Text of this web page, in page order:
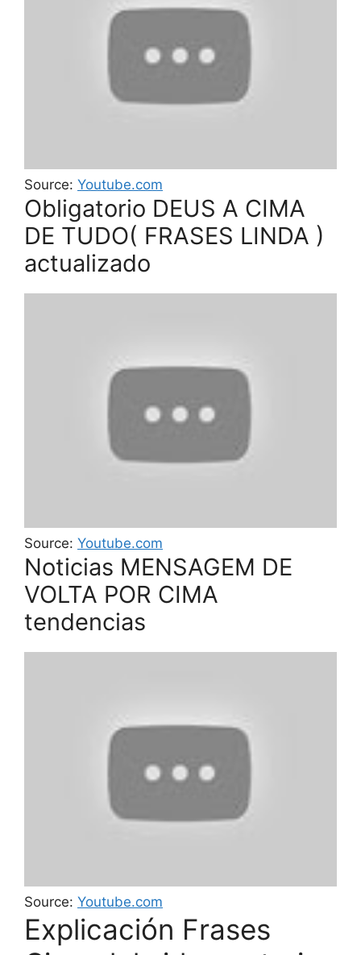
Source: Youtube.com
Obligatorio DEUS A CIMA
DE TUDO( FRASES LINDA )
actualizado
Source: Youtube.com
Noticias MENSAGEM DE
VOLTA POR CIMA
tendencias
Source: Youtube.com
Explicación Frases